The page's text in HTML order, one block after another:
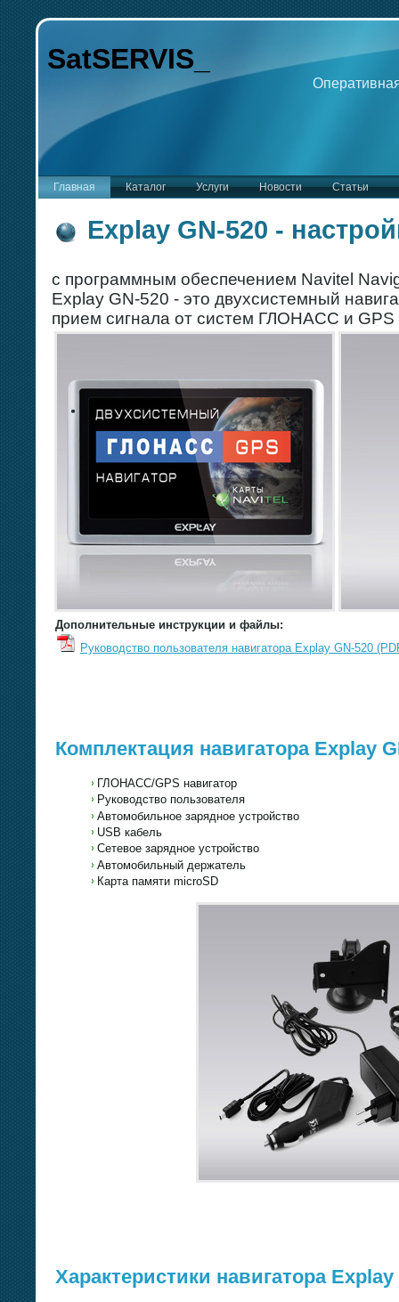
SatSERVIS_
Главная Каталог Услуги Новости Статьи
Explay GN-520 -
c программным обеспечением Navitel
Explay GN-520 - это двухсистемный
прием сигнала от систем ГЛОНАСС и GPS
Дополнительные инструкции и файлы:
Руководство пользователя навигатора Explay GN-520
Комплектация навигатора Explay
ГЛОНАСС/GPS навигатор
Руководство пользователя
Автомобильное зарядное устройство
USB кабель
Сетевое зарядное устройство
Автомобильный держатель
Карта памяти microSD
Характеристики навигатора Explay